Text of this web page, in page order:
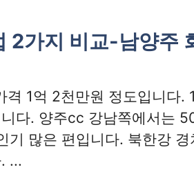
2가지 비교-남양주
격 1억 2천만원 정도입니다.
다. 양주cc 강남쪽에서는
기 많은 편입니다. 북한강 경
...